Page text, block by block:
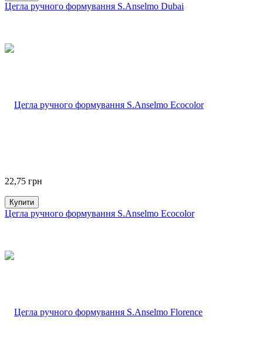
Цегла ручного формування S.Anselmo Dubai
22,75 грн
Купити
Цегла ручного формування S.Anselmo Ecocolor